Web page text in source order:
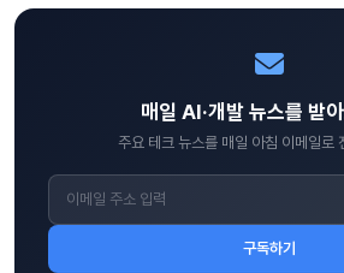
매일 AI·개발 뉴스를 받
주요 테크 뉴스를 매일 아침 이메일로
구독하기